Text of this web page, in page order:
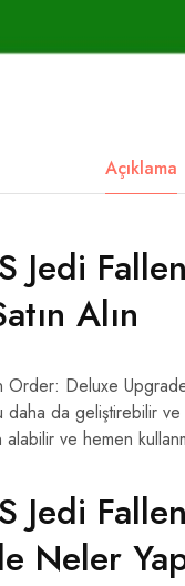
Açıklama
Jedi
Alın
Order: Deluxe
da geliştirebilir
ve hemen
Jedi
Neler